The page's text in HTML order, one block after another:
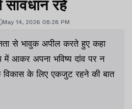
रहें
May 14, 2026 08:28 PM
से भावुक अपील करते हुए कहा
आकर अपना भविष्य दांव पर न
विकास के लिए एकजुट रहने की बात